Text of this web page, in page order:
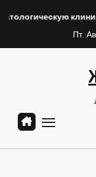
клинику
Пт.